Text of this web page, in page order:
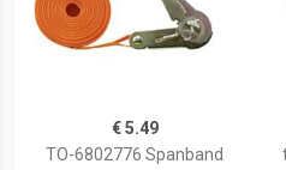
€ 5.49
TO-6802776 Spanband